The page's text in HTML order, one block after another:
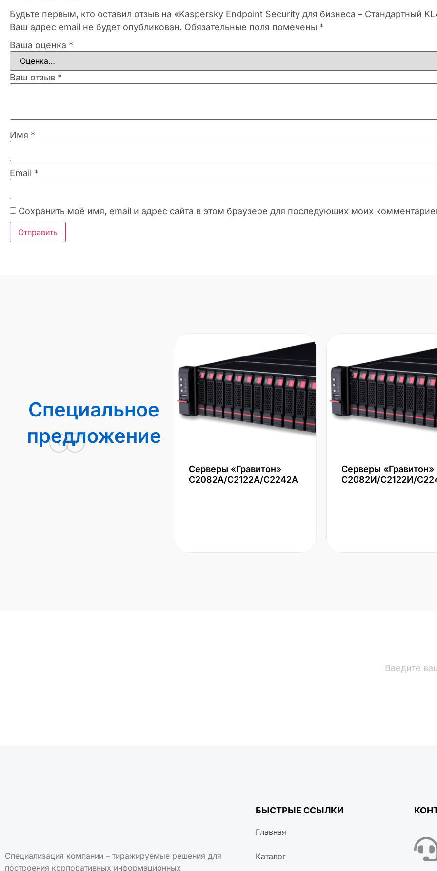
Будьте первым, кто оставил отзыв на «Kaspersky Endpoint Security для бизнеса – Стандартный
Ваш адрес email не будет опубликован. Обязательные поля помечены *
Ваша оценка *
Ваш отзыв *
Имя *
Email *
Сохранить моё имя, email и адрес сайта в этом браузере для последующих моих
Специальное
предложение
Серверы «Гравитон»
С2082А/С2122А/С2242А
Серверы «Гравитон»
С2082И/С2122И/
Специализация компании – тиражируемые решения для
построения корпоративных информационных
БЫСТРЫЕ ССЫЛКИ
Главная
Каталог